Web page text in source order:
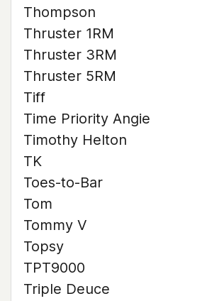
Thompson
Thruster 1RM
Thruster 3RM
Thruster 5RM
Tiff
Time Priority Angie
Timothy Helton
TK
Toes-to-Bar
Tom
Tommy V
Topsy
TPT9000
Triple Deuce